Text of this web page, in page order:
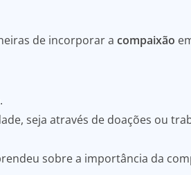
de incorporar a compaixão
seja através de doações ou
sobre a importância da